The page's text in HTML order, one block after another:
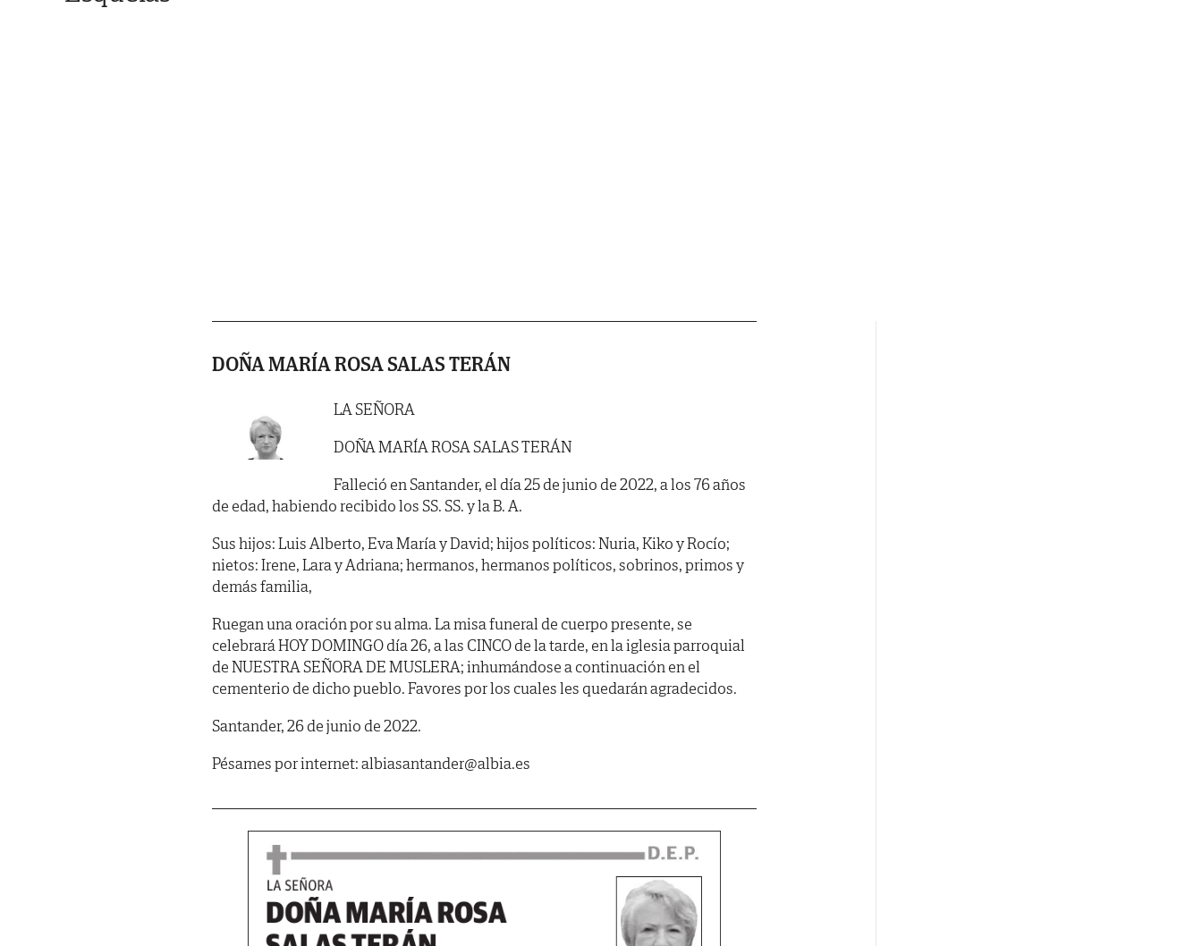
DOÑA MARÍA ROSA SALAS TERÁN
LA SEÑORA
DOÑA MARÍA ROSA SALAS TERÁN
Falleció en Santander, el día 25 de junio de 2022, a los 76 años
de edad, habiendo recibido los SS. SS. y la B. A.
Sus hijos: Luis Alberto, Eva María y David; hijos políticos: Nuria, Kiko y Rocío;
nietos: Irene, Lara y Adriana; hermanos, hermanos políticos, sobrinos, primos y
demás familia,
Ruegan una oración por su alma. La misa funeral de cuerpo presente, se
celebrará HOY DOMINGO día 26, a las CINCO de la tarde, en la iglesia parroquial
de NUESTRA SEÑORA DE MUSLERA; inhumándose a continuación en el
cementerio de dicho pueblo. Favores por los cuales les quedarán agradecidos.
Santander, 26 de junio de 2022.
Pésames por internet: albiasantander@albia.es